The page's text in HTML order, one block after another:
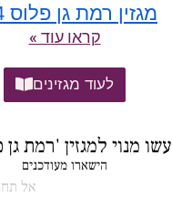
מגזין רמת גן פלוס 144
קראו עוד »
לעוד מגזינים
עשו מנוי למגזין 'רמת
הישארו מעודכנים
אל